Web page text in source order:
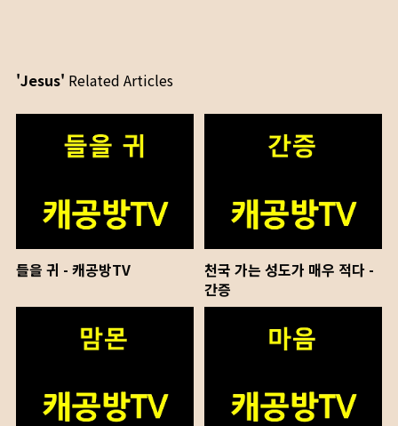
'Jesus' Related Articles
들을 귀 - 캐공방TV
천국 가는 성도가 매우 적다 -
간증